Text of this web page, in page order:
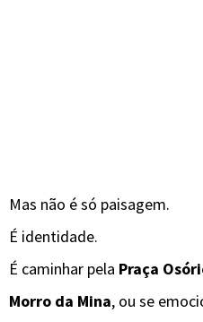
Mas não é só paisagem.
É identidade.
É caminhar pela Praça
Morro da Mina, ou se